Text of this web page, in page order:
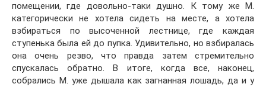
помещении, где довольно-таки душно. К тому же М.
категорически не хотела сидеть на месте, а хотела
взбираться по высоченной лестнице, где каждая
ступенька была ей до пупка. Удивительно, но взбиралась
она очень резво, что правда затем стремительно
спускалась обратно. В итоге, когда все, наконец,
собрались М. уже дышала как загнанная лошадь, да и у